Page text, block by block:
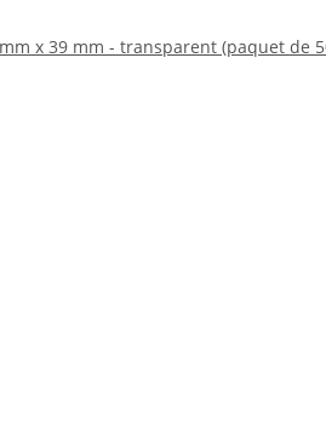
x 39 mm - transparent (paquet de